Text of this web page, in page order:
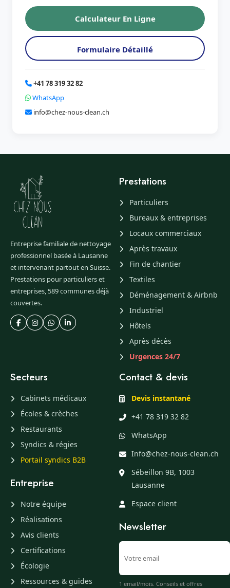
Calculateur En Ligne
Formulaire Détaillé
+41 78 319 32 82
WhatsApp
info@chez-nous-clean.ch
Entreprise familiale de nettoyage
professionnel basée à Lausanne
et intervenant partout en Suisse.
Prestations pour particuliers et
entreprises, 589 communes déjà
couvertes.
Prestations
Particuliers
Bureaux & entreprises
Locaux commerciaux
Après travaux
Fin de chantier
Textiles
Déménagement & Airbnb
Industriel
Hôtels
Après décès
Urgences 24/7
Secteurs
Cabinets médicaux
Écoles & crèches
Restaurants
Syndics & régies
Portail syndics B2B
Entreprise
Notre équipe
Réalisations
Avis clients
Certifications
Écologie
Ressources & guides
Contact & devis
Devis instantané
+41 78 319 32 82
WhatsApp
Info@chez-nous-clean.ch
Sébeillon 9B, 1003
Lausanne
Espace client
Newsletter
1 email/mois. Conseils et offres